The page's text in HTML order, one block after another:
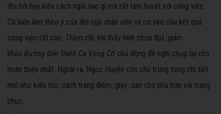
đòi hỏi hay kiểu cách ngôi sao gì mà rất tâm huyết với công việc.
Cô luôn làm theo ý của đội ngũ nhân viên và có yêu cầu kết quả
công việc rất cao. Thậm chí, khi thấy hình chưa đạt, giám
khảo Đường Đến Danh Ca Vọng Cổ chủ động đề nghị chụp lại cho
hoàn thiện nhất. Ngoài ra, Ngọc Huyền còn chú trọng từng chi tiết
nhỏ như kiểu tóc, cách trang điểm, giày…sao cho phù hợp với trang
phục.